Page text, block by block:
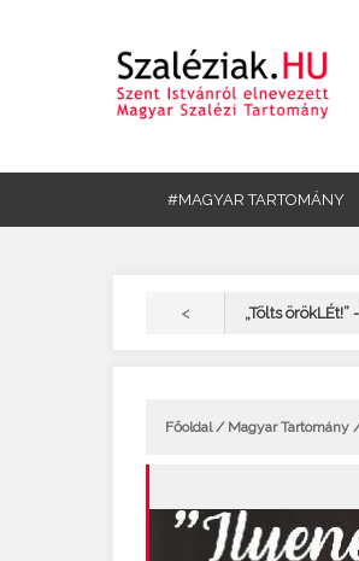
#MAGYAR TARTOMÁNY
< „Tölts
Főoldal/ Magyar Tartomány